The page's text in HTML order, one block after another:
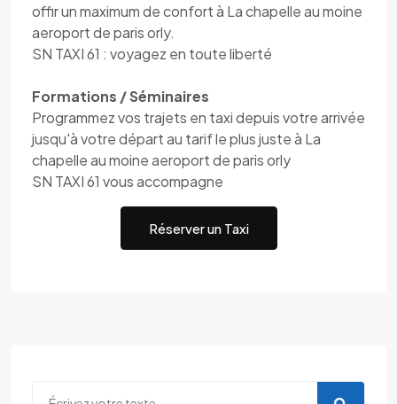
offir un maximum de confort à La chapelle au moine
aeroport de paris orly.
SN TAXI 61 : voyagez en toute liberté
Formations / Séminaires
Programmez vos trajets en taxi depuis votre arrivée
jusqu'à votre départ au tarif le plus juste à La
chapelle au moine aeroport de paris orly
SN TAXI 61 vous accompagne
Réserver un Taxi